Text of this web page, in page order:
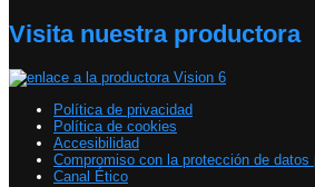
Visita nuestra productora
Política de privacidad
Política de cookies
Accesibilidad
Compromiso con la protección de datos
Canal Ético